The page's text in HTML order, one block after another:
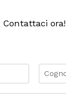
Contattaci ora!
o